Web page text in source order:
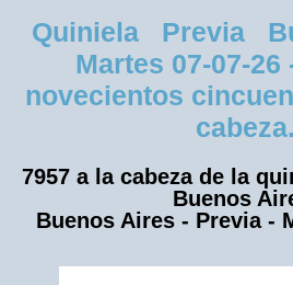
Quiniela Previa
Martes 07-07-26
novecientos
cabeza.
7957 a la cabeza de la
Buenos
Buenos Aires - Previa -